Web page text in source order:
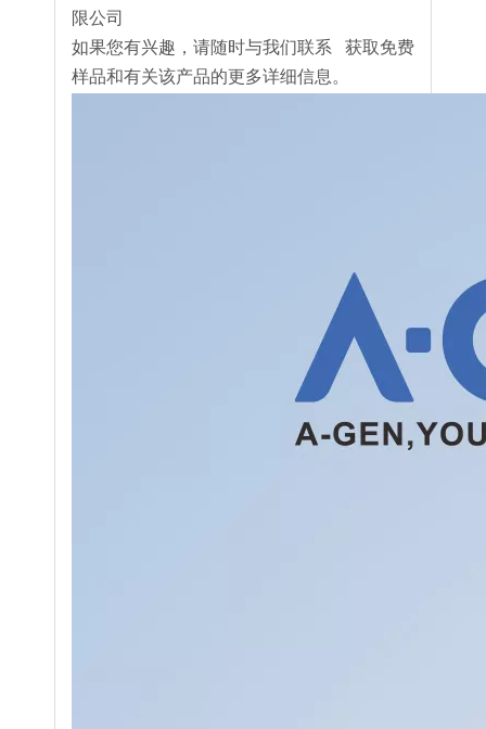
限公司
如果您有兴趣，请随时与我们联系 获取免费
样品和有关该产品的更多详细信息。